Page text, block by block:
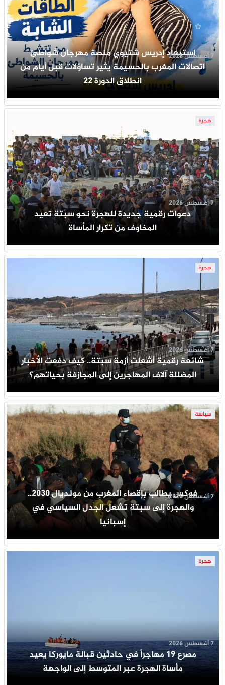
استبعاد إدريس شتيوي منصة مهرجان شواطئ
اتصالات المغرب بالحسيمة يثير تساؤلات قبل أيام من
انطلاق الدورة 22
7 أغسطس 2026
هجرة
دعوات رقمية جديدة للهجرة نحو سبتة تعيد
المخاوف من تكرار المأساة
7 أغسطس 2026
هجرة
شائعة رقمية أشعلت أزمة سبتة.. كيف دفعت الأخبار
المضللة آلاف المهاجرين إلى المجازفة بحياتهم؟
7 أغسطس 2026
سياسة
فوكس يطالب بإقصاء المغرب من مونديال 2030..
والهجرة إلى سبتة تشعل الجدل السياسي في
إسبانيا
7 أغسطس 2026
هجرة
مصرع 19 مهاجراً في حادثين قبالة مايوركا يعيد
مأساة الهجرة عبر المتوسط إلى الواجهة
7 أغسطس 2026